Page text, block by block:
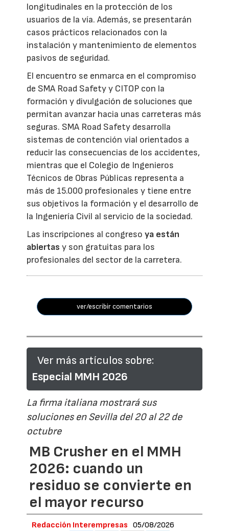
longitudinales en la protección de los
usuarios de la vía. Además, se presentarán
casos prácticos relacionados con la
instalación y mantenimiento de elementos
pasivos de seguridad.
El encuentro se enmarca en el compromiso
de SMA Road Safety y CITOP con la
formación y divulgación de soluciones que
permitan avanzar hacia unas carreteras más
seguras. SMA Road Safety desarrolla
sistemas de contención vial orientados a
reducir las consecuencias de los accidentes,
mientras que el Colegio de Ingenieros
Técnicos de Obras Públicas representa a
más de 15.000 profesionales y tiene entre
sus objetivos la formación y el desarrollo de
la Ingeniería Civil al servicio de la sociedad.
Las inscripciones al congresoya están
abiertas y son gratuitas para los
profesionales del sector de la carretera.
ver/escribir comentarios
Ver más artículos sobre:
Especial MMH 2026
La firma italiana mostrará sus
soluciones en Sevilla del 20 al 22 de
octubre
MB Crusher en el MMH
2026: cuando un
residuo se convierte en
el mayor recurso
Redacción Interempresas 05/08/2026